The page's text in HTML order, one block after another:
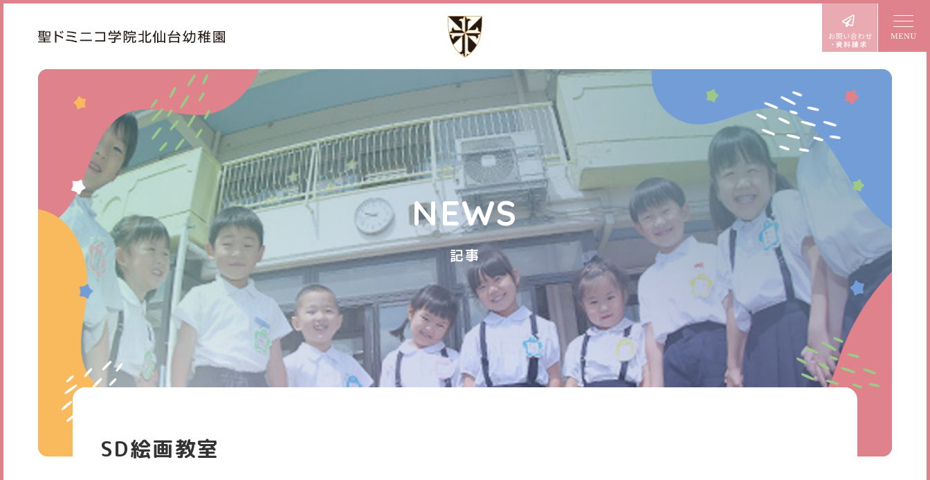
ドミニコの魅力
園長より
めざす子ども像
年齢別活動
幼稚園での生活
1日の流れ
課外教室
年間行事
BLOG どみにこ通信
施設設備
園内マップ
園の設備
入園案内
園児募集要項
プレ三歳児入園
預かり保育
未就園児クラブ
よくあるご質問
パンフレット
各種書類ダウンロード
お知らせ スタッフ日記 サイトマップ アクセス スクールバス 個人情報保護方針
NEWS
記事
SD絵画教室